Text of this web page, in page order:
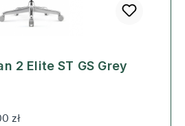
2 Elite ST GS Grey
zł